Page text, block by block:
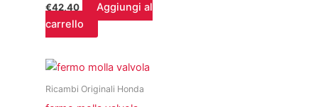
€42,40
Aggiungi al
carrello
Ricambi Originali Honda